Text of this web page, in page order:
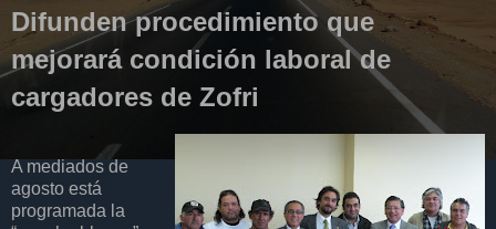
Difunden procedimiento que
mejorará condición laboral de
cargadores de Zofri
A mediados de
agosto está
programada la